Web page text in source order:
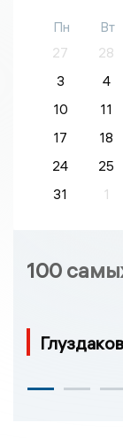
Пн Вт
27
28
3
4
10
11
17
18
24
25
31
1
100